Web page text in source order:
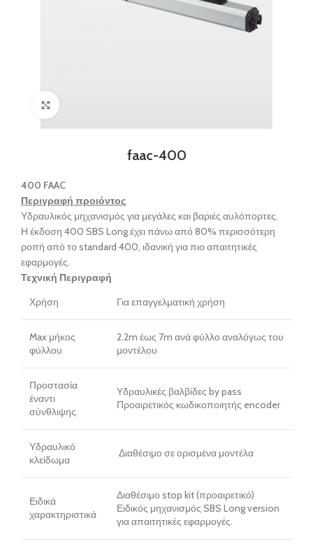
faac-400
400 FAAC
Περιγραφή προιόντος
Υδραυλικός μηχανισμός για μεγάλες και βαριές αυλόπορτες.
Η έκδοση 400 SBS Long έχει πάνω από 80% περισσότερη
ροπή από το standard 400, ιδανική για πιο απαιτητικές
εφαρμογές.
Τεχνική Περιγραφή
Χρήση
Για επαγγελματική χρήση
Max μήκος
φύλλου
2.2m έως 7m ανά φύλλο αναλόγως του
μοντέλου
Προστασία
έναντι
σύνθλιψης
Υδραυλικές βαλβίδες by pass
Προαιρετικός κωδικοποιητής encoder
Υδραυλικό
κλείδωμα
Διαθέσιμο σε ορισμένα μοντέλα
Ειδικά
χαρακτηριστικά
Διαθέσιμο stop kit (προαιρετικό)
Ειδικός μηχανισμός SBS Long version
για απαιτητικές εφαρμογές.